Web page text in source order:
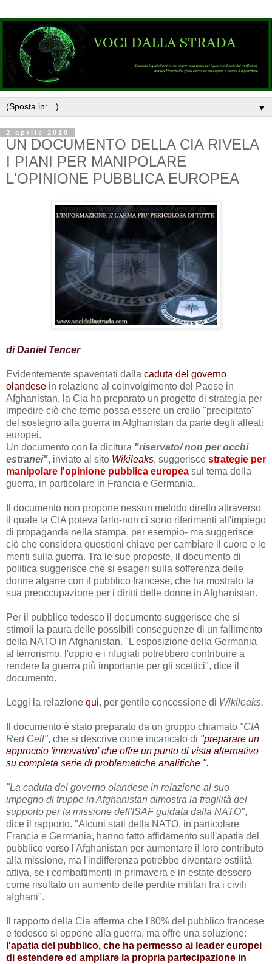
▼
2 aprile 2010
UN DOCUMENTO DELLA CIA RIVELA
I PIANI PER MANIPOLARE
L'OPINIONE PUBBLICA EUROPEA
di Daniel Tencer
Evidentemente spaventati dalla caduta del governo
olandese in relazione al coinvolgimento del Paese in
Afghanistan, la Cia ha preparato un progetto di strategia per
impedire ciò che teme possa essere un crollo "precipitato"
del sostegno alla guerra in Afghanistan da parte degli alleati
europei.
Un documento con la dicitura "riservato/ non per occhi
estranei", inviato al sito Wikileaks, suggerisce strategie per
manipolare l'opinione pubblica europea sul tema della
guerra, in particolare in Francia e Germania.
Il documento non propone nessun metodo diretto attraverso
il quale la CIA poteva farlo-non ci sono riferimenti all'impiego
di propaganda nella stampa, per esempio- ma suggerisce
ciò che considera questioni chiave per cambiare il cuore e le
menti sulla guerra. Tra le sue proposte, il documento di
politica suggerisce che si esageri sulla sofferenza delle
donne afgane con il pubblico francese, che ha mostrato la
sua preoccupazione per i diritti delle donne in Afghanistan.
Per il pubblico tedesco il documento suggerisce che si
stimoli la paura delle possibili conseguenze di un fallimento
della NATO in Afghanistan. "L'esposizione della Germania
al terrorismo, l'oppio e i rifugiati potrebbero contribuire a
rendere la guerra più importante per gli scettici", dice il
documento.
Leggi la relazione qui, per gentile concessione di Wikileaks.
Il documento è stato preparato da un gruppo chiamato "CIA
Red Cell", che si descrive come incaricato di "preparare un
approccio 'innovativo' che offre un punto di vista alternativo
su completa serie di problematiche analitiche ".
"La caduta del governo olandese in relazione al suo
impegno di truppe in Afghanistan dimostra la fragilità del
supporto per la missione dell'ISAF guidata dalla NATO",
dice il rapporto. "Alcuni stati della NATO, in particolare
Francia e Germania, hanno fatto affidamento sull'apatia del
pubblico verso l'Afghanistan per aumentare il loro contributo
alla missione, ma l'indifferenza potrebbe diventare ostilità
attiva, se i combattimenti in primavera e in estate dessero
come risultato un aumento delle perdite militari fra i civili
afghani".
Il rapporto della Cia afferma che l'80% del pubblico francese
e tedesco si oppone alla guerra, ma offre una soluzione:
l'apatia del pubblico, che ha permesso ai leader europei
di estendere ed ampliare la propria partecipazione in